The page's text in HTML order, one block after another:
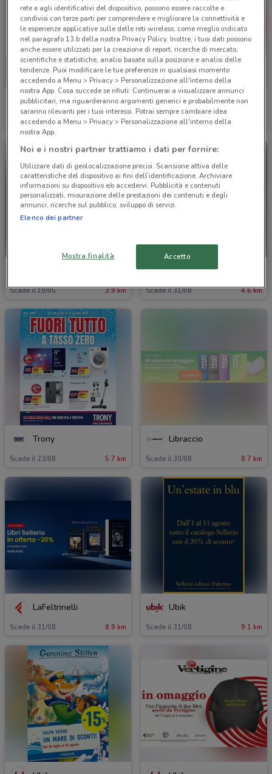
Giunti al Punto
Scade domenica 3.3 km
Giunti al Punto
Scade domenica
Scade il 19/05 3.9 km
Amico Shop
Scade il 31/08 4.6 km
Trony
Scade il 23/08 5.7 km
Libraccio
Scade il 30/08 8.7 km
LaFeltrinelli
Scade il 31/08 8.9 km
Ubik
Scade il 31/08 9.1 km
rete e agli identificativi del dispositivo, possono essere raccolte e
condivisi con terze parti per comprendere e migliorare la connettività e
le esperienze applicative sulle delle reti wireless, come meglio indicato
nel paragrafo 13.b della nostra Privacy Policy. Inoltre, i tuoi dati possono
anche essere utilizzati per la creazione di report, ricerche di mercato,
scientifiche e statistiche, analisi basate sulla posizione e analisi delle
tendenze. Puoi modificare le tue preferenze in qualsiasi momento
accedendo a Menu > Privacy > Personalizzazione all'interno della
nostra App. Cosa succede se rifiuti: Continuerai a visualizzare annunci
pubblicitari, ma riguarderanno argomenti generici e probabilmente non
saranno rilevanti per i tuoi interessi. Potrai sempre cambiare idea
accedendo a Menu > Privacy > Personalizzazione all'interno della
nostra App.
Noi e i nostri partner trattiamo i dati per fornire:
Utilizzare dati di geolocalizzazione precisi. Scansione attiva delle
caratteristiche del dispositivo ai fini dell’identificazione. Archiviare
informazioni su dispositivo e/o accedervi. Pubblicità e contenuti
personalizzati, misurazione delle prestazioni dei contenuti e degli
annunci, ricerche sul pubblico, sviluppo di servizi.
Elenco dei partner
Mostra finalità Accetto